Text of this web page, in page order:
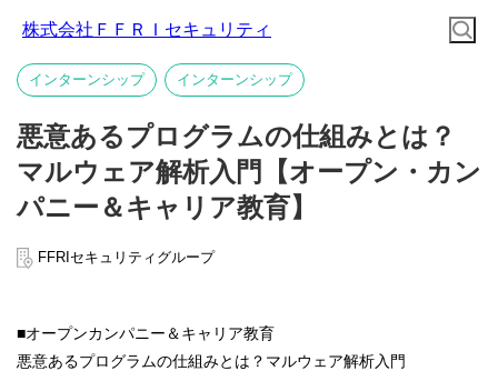
株式会社ＦＦＲＩセキュリティ
インターンシップ インターンシップ
悪意あるプログラムの仕組みとは？
マルウェア解析入門【オープン・カン
パニー＆キャリア教育】
FFRIセキュリティグループ
■オープンカンパニー＆キャリア教育
悪意あるプログラムの仕組みとは？マルウェア解析入門